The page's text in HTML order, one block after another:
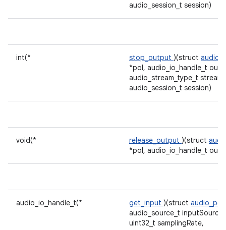
audio_session_t session)
int(* stop_output )(struct
*pol, audio_io_handle_t
audio_stream_type_t stream,
audio_session_t session)
void(* release_output )(struct
*pol, audio_io_handle_t
audio_io_handle_t(* get_input )(struct
audio_source_t inputSource,
uint32_t samplingRate,